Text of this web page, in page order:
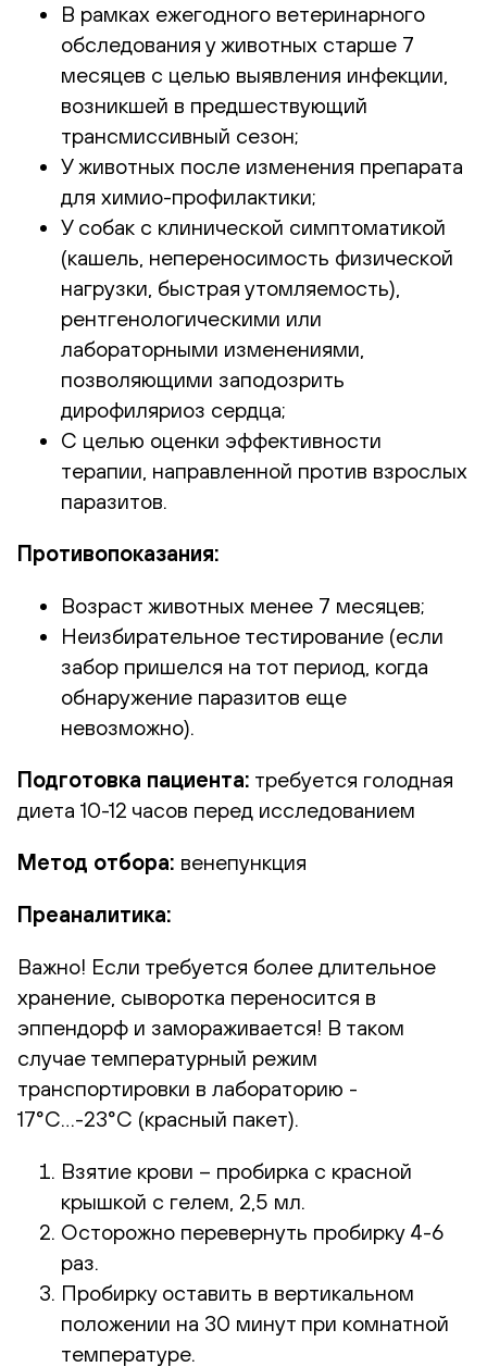
В рамках ежегодного ветеринарного
обследования у животных старше 7
месяцев с целью выявления инфекции,
возникшей в предшествующий
трансмиссивный сезон;
У животных после изменения препарата
для химио-профилактики;
У собак с клинической симптоматикой
(кашель, непереносимость физической
нагрузки, быстрая утомляемость),
рентгенологическими или
лабораторными изменениями,
позволяющими заподозрить
дирофиляриоз сердца;
С целью оценки эффективности
терапии, направленной против взрослых
паразитов.
Противопоказания:
Возраст животных менее 7 месяцев;
Неизбирательное тестирование (если
забор пришелся на тот период, когда
обнаружение паразитов еще
невозможно).
Подготовка пациента: требуется голодная
диета 10-12 часов перед исследованием
Метод отбора: венепункция
Преаналитика:
Важно! Если требуется более длительное
хранение, сыворотка переносится в
эппендорф и замораживается! В таком
случае температурный режим
транспортировки в лабораторию -
17°С…-23°С (красный пакет)
Взятие крови – пробирка с красной
крышкой с гелем, 2,5 мл.
Осторожно перевернуть пробирку 4-6
раз.
Пробирку оставить в вертикальном
положении на 30 минут при комнатной
температуре.